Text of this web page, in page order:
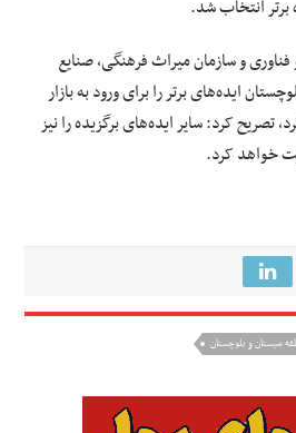
برتر انتخاب شد.
فناوری و سازمان میراث فرهنگی، صنایع
ایده‌های برتر را برای ورود به بازار
کرد: سایر ایده‌های برگزیده را نیز
خواهد کرد.
سیستان و بلوچستان